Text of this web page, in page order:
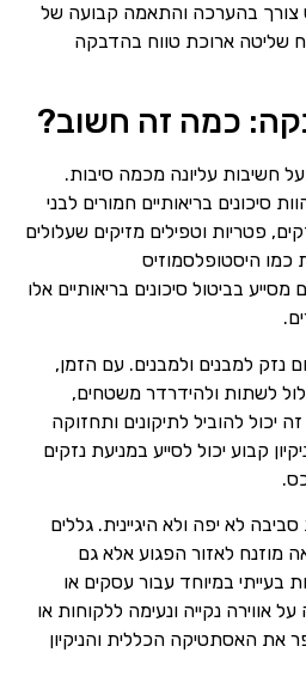
צורך בהערכה והתאמה קבועה של
שליטה ארוכת טווח בהדבקה
כמה זה חשוב?
חשיבות עליונה מכמה סיבות.
סיכונים בריאותיים חמורים לבני
פטריות וטפילים מזיקים שעלולים
כמו היסטופלסמוזיס
מסייע בביטול סיכונים בריאותיים אלו
נזק למבנים ולמבנים. עם הזמן,
לשתות ולהידרדר משטחים,
יכול להוביל לתיקונים ותחזוקה
קבוע יכול לסייע במניעת נזקים
לא יפה ולא היגיינית. גללים
מוזנח לאזור הפגוע אלא גם
בעייתי במיוחד עבור עסקים או
אווירה נקייה ונעימה ללקוחות או
את האסתטיקה הכללית והניקיון